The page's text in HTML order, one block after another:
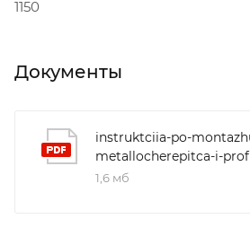
1150
Документы
instruktciia-po-
metallocherepitca-i-
1,6 мб